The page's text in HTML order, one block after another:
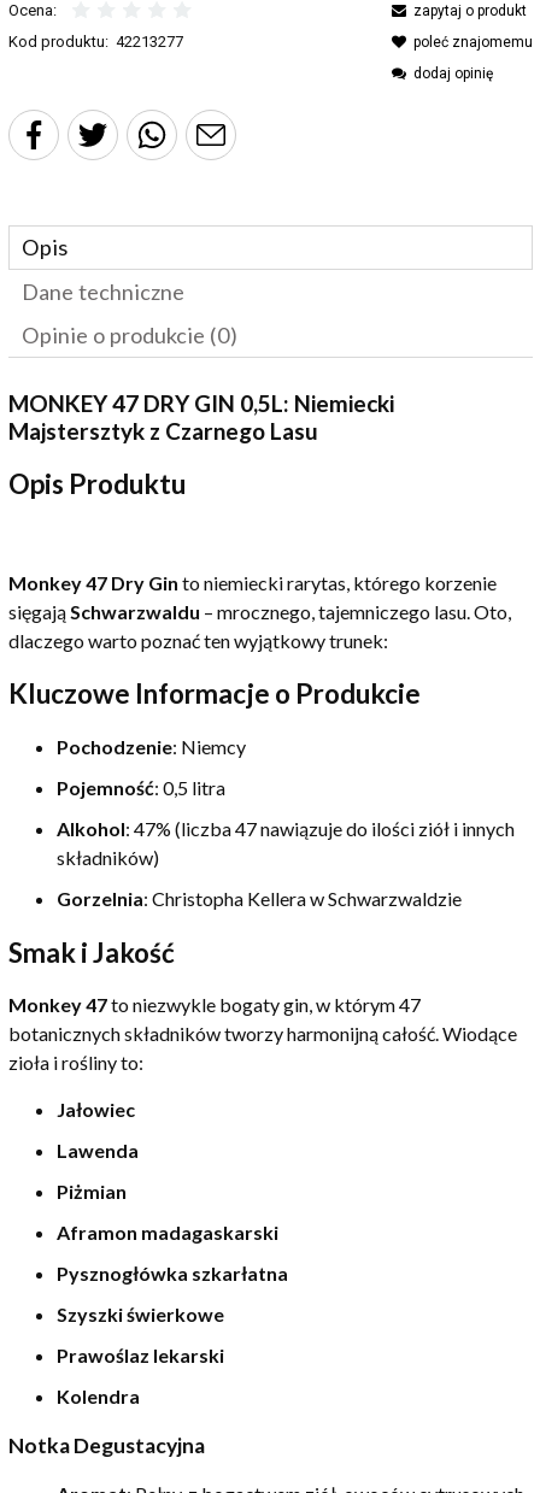
Ocena:
Kod produktu: 42213277
zapytaj o produkt
poleć znajomemu
dodaj opinię
Opis
Dane techniczne
Opinie o produkcie (0)
MONKEY 47 DRY GIN 0,5L: Niemiecki
Majstersztyk z Czarnego Lasu
Opis Produktu
Monkey 47 Dry Gin to niemiecki rarytas, którego korzenie
sięgają Schwarzwaldu – mrocznego, tajemniczego lasu. Oto,
dlaczego warto poznać ten wyjątkowy trunek:
Kluczowe Informacje o Produkcie
Pochodzenie: Niemcy
Pojemność: 0,5 litra
Alkohol: 47% (liczba 47 nawiązuje do ilości ziół i innych
składników)
Gorzelnia: Christopha Kellera w Schwarzwaldzie
Smak i Jakość
Monkey 47to niezwykle bogaty gin, w którym 47
botanicznych składników tworzy harmonijną całość. Wiodące
zioła i rośliny to:
Jałowiec
Lawenda
Piżmian
Aframon madagaskarski
Pysznogłówka szkarłatna
Szyszki świerkowe
Prawoślaz lekarski
Kolendra
Notka Degustacyjna